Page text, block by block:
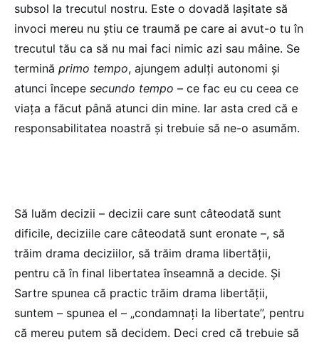
subsol la trecutul nostru. Este o dovadă lașitate să
invoci mereu nu știu ce traumă pe care ai avut-o tu în
trecutul tău ca să nu mai faci nimic azi sau mâine. Se
termină primo tempo, ajungem adulți autonomi și
atunci începe secundo tempo – ce fac eu cu ceea ce
viața a făcut până atunci din mine. Iar asta cred că e
responsabilitatea noastră și trebuie să ne-o asumăm.
Să luăm decizii – decizii care sunt câteodată sunt
dificile, deciziile care câteodată sunt eronate –, să
trăim drama deciziilor, să trăim drama libertății,
pentru că în final libertatea înseamnă a decide. Și
Sartre spunea că practic trăim drama libertății,
suntem – spunea el – „condamnați la libertate”, pentru
că mereu putem să decidem. Deci cred că trebuie să